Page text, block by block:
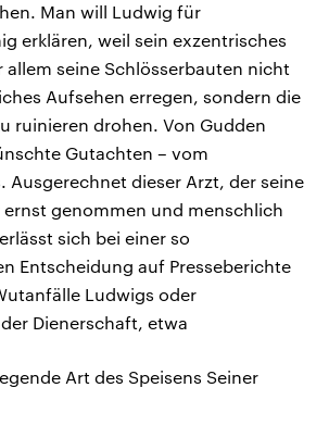
Man will Ludwig für
erklären, weil sein exzentrisches
allem seine Schlösserbauten nicht
Aufsehen erregen, sondern die
ruinieren drohen. Von Gudden
Gutachten – vom
Ausgerechnet dieser Arzt, der seine
ernst genommen und menschlich
sich bei einer so
Entscheidung auf Presseberichte
Ludwigs oder
Dienerschaft, etwa
Art des Speisens Seiner